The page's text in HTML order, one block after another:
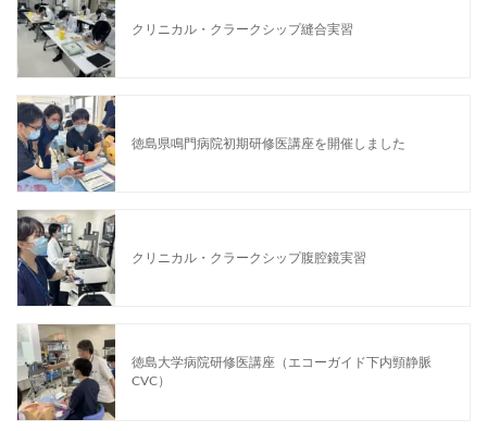
クリニカル・クラークシップ縫合実習
徳島県鳴門病院初期研修医講座を開催しました
クリニカル・クラークシップ腹腔鏡実習
徳島大学病院研修医講座（エコーガイド下内頸静脈
CVC）